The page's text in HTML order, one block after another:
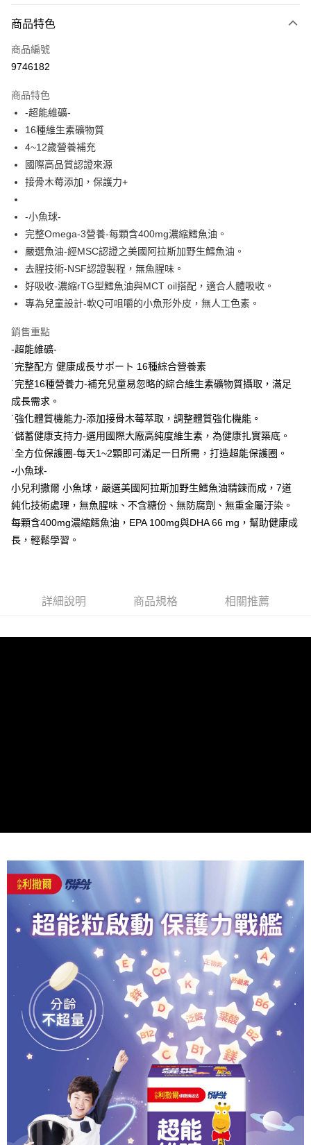
大哥付你分期
【大哥付你分期使用說明】
1.本服務由台灣大哥大提供，台灣大哥大用戶可立即使用無須另外申請。
流程，驗證手機門號後，選擇欲分期的期數、繳款截止日，確認付款後即完
成交易。
3.實際核准額度、可分期數及費用金額請依後續交易確認頁面所載為準。
4.訂單成立30分鐘內，如未前往確認交易或遇審核未通過，訂單將自動取
法說明評估內容。
【繳款方式說明】
1.分期款項不併入電信帳單，「大哥付你分期」於每月結算日後寄送繳費提
醒簡訊。
2.透過簡訊連結打開帳單後，可選擇「超商條碼／台灣大直營門市／銀行轉
帳／街口支付／iPASS MONEY」等通路繳費。
【注意事項】
1.本服務係由「台灣大哥大股份有限公司」（以下簡稱本公司）所提供，讓
用戶於交易時，得透過本服務購買商品或服務，並由商店將買賣／分期付款
買賣價金債權讓與本公司後，依約使用本公司帳單繳交帳款。
2.基於同意付款使用「大哥付你分期」之契約關係目的，商店將以您的個人
資料（包含姓名、電話或地址）提供予台灣大哥大進項蒐集、處理及利用，
3.完整用戶服務條款，請詳閱以下連結：
AFTEE先享後付
【關於「AFTEE先享後付」】
AFTEE先享後付是「在收到商品之後才付款」的支付方式。 讓您購物簡單
便利好安心！
１．簡單：不需註冊會員、不需綁卡、不需儲值。
２．便利：只要手機號碼，簡訊認證，即可結帳。
３．安心：先確認商品／服務後，再付款。
【「AFTEE先享後付」結帳流程】
２．訂單成立數日內，您將收到繳費通知簡訊。
３．收到繳費通知簡訊後14天內，點擊此簡訊中的連結，可透過四大超商／
ATM／網路銀行／等多元方式進行付款，方視為交易完成。
※ 請注意：結帳手續完成當下不需立刻繳費，但若您需要取消訂單，請聯絡
購買商品的店家。未經商家同意取消之訂單仍視為有效，需透過AFTEE先享
後付繳納相關費用。
是否繳費成功／繳費後需取消欲退款等相關疑問，請聯繫「AFTEE先享後付
【注意事項】
易，需依本服務之必要範圍內提供個人資料，並將交易相關給付款項請求債
權轉讓予恩沛科技股份有限公司。
２．關於個人資料處理事宜，請瀏覽以下網址：
https://aftee.tw/terms/#terms3
３．未成年的使用者請事先徵得法定代理人或監護人之同意方可使用
「AFTEE先享後付」，若未經同意申辦者引起之損失，本公司不負相關責
４．使用「AFTEE先享後付」時，將依據個別帳號之用戶狀況，依本公司即
時審查核予不同之上限額度；若仍有額度不足之情形，本公司將視審查結果
請求用戶進行身份認證。
５．嚴禁一人註冊多個帳號或使用他人資訊註冊。若發現惡意使用之情形，
恩沛科技股份有限公司將有權停止該用戶之使用額度並採取法律行動。
ATM付款
全家取貨付款
每筆NT$65，滿NT$1,300(含以上)免運費
宅配
每筆NT$85，滿NT$1,300(含以上)免運費
商品特色
商品編號
9746182
商品特色
-超能維礦-
16種維生素礦物質
4~12歲營養補充
國際高品質認證來源
接骨木莓添加，保護力+
-小魚球-
完整Omega-3營養-每顆含400mg濃縮鱈魚油。
嚴選魚油-經MSC認證之美國阿拉斯加野生鱈魚油。
去腥技術-NSF認證製程，無魚腥味。
好吸收-濃縮rTG型鱈魚油與MCT oil搭配，適合人體吸收。
專為兒童設計-軟Q可咀嚼的小魚形外皮，無人工色素。
銷售重點
-超能維礦-
˙完整配方 健康成長サポート 16種綜合營養素
˙完整16種營養力-補充兒童易忽略的綜合維生素礦物質攝取，滿足
成長需求。
˙強化體質機能力-添加接骨木莓萃取，調整體質強化機能。
˙儲蓄健康支持力-選用國際大廠高純度維生素，為健康扎實築底。
˙全方位保護圈-每天1~2顆即可滿足一日所需，打造超能保護圈。
-小魚球-
小兒利撒爾 小魚球，嚴選美國阿拉斯加野生鱈魚油精鍊而成，7道
純化技術處理，無魚腥味、不含糖份、無防腐劑、無重金屬汙染。
每顆含400mg濃縮鱈魚油，EPA 100mg與DHA 66 mg，幫助健康成
長，輕鬆學習。
詳細說明 商品規格 相關推薦